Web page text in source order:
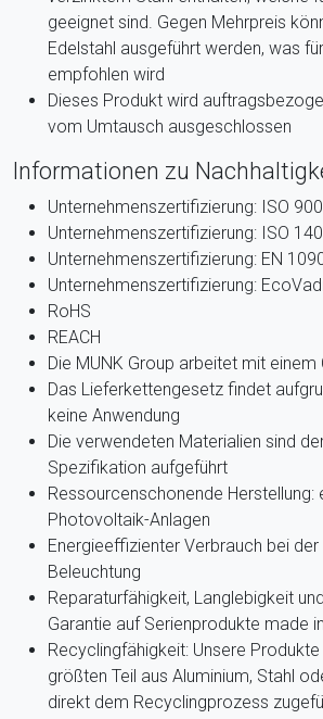
geeignet sind. Gegen Mehrpreis
Edelstahl ausgeführt werden, was
empfohlen wird
Dieses Produkt wird
vom Umtausch ausgeschlossen
Informationen zu
Unternehmenszertifizierung: ISO
Unternehmenszertifizierung: ISO
Unternehmenszertifizierung: EN
Unternehmenszertifizierung:
RoHS
REACH
Die MUNK Group arbeitet mit
Das Lieferkettengesetz findet
keine Anwendung
Die verwendeten Materialien sind
Spezifikation aufgeführt
Ressourcenschonende Herstellung:
Photovoltaik-Anlagen
Energieeffizienter Verbrauch bei der
Beleuchtung
Reparaturfähigkeit, Langlebigkeit
Garantie auf Serienprodukte made
Recyclingfähigkeit: Unsere
größten Teil aus Aluminium, Stahl
direkt dem Recyclingprozess